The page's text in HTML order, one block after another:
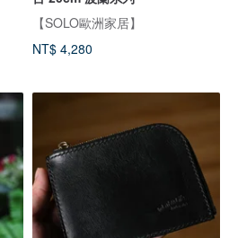
【SOLO歐洲家居】
NT$ 4,280